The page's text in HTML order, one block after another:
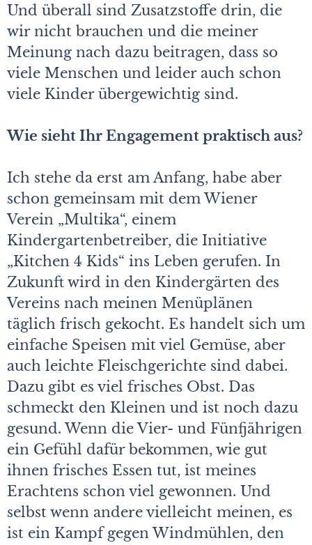
Und überall sind Zusatzstoffe drin, die
wir nicht brauchen und die meiner
Meinung nach dazu beitragen, dass so
viele Menschen und leider auch schon
viele Kinder übergewichtig sind.
Wie sieht Ihr Engagement praktisch aus?
Ich stehe da erst am Anfang, habe aber
schon gemeinsam mit dem Wiener
Verein „Multika“, einem
Kindergartenbetreiber, die Initiative
„Kitchen 4 Kids“ ins Leben gerufen. In
Zukunft wird in den Kindergärten des
Vereins nach meinen Menüplänen
täglich frisch gekocht. Es handelt sich um
einfache Speisen mit viel Gemüse, aber
auch leichte Fleischgerichte sind dabei.
Dazu gibt es viel frisches Obst. Das
schmeckt den Kleinen und ist noch dazu
gesund. Wenn die Vier- und Fünfjährigen
ein Gefühl dafür bekommen, wie gut
ihnen frisches Essen tut, ist meines
Erachtens schon viel gewonnen. Und
selbst wenn andere vielleicht meinen, es
ist ein Kampf gegen Windmühlen, den